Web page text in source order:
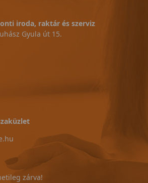
iroda, raktár és szerviz
Gyula út 15.
zárva!